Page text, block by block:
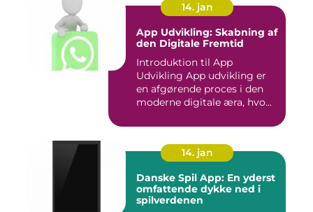
14. jan
App Udvikling: Skabning af
den Digitale Fremtid
Introduktion til App
Udvikling App udvikling er
en afgørende proces i den
moderne digitale æra, hvo...
14. jan
Danske Spil App: En yderst
omfattende dykke ned i
spilverdenen